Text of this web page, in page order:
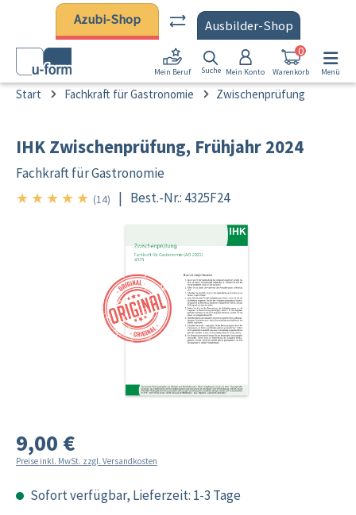
Zum Hauptinhalt springen
Azubi-Shop Ausbilder-Shop
Mein Beruf Suche Mein Konto Warenkorb
0
Menü
Start Fachkraft für Gastronomie Zwischenprüfung
IHK Zwischenprüfung, Frühjahr 2024
Fachkraft für Gastronomie
★ ★ ★ ★ ★ 5/5
(14) | Best.-Nr.: 4325F24
9,00 €
Preise inkl. MwSt. zzgl. Versandkosten
Sofort verfügbar, Lieferzeit: 1-3 Tage